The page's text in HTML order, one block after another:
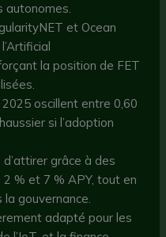
autonomes.
et Ocean
la position de FET
oscillent entre 0,60
si l’adoption
grâce à des
% et 7 % APY, tout en
gouvernance.
adapté pour les